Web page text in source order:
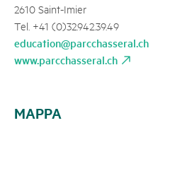
2610 Saint-Imier
Tel. +41 (0)32.942.39.49
education@parcchasseral.ch
www.parcchasseral.ch
MAPPA